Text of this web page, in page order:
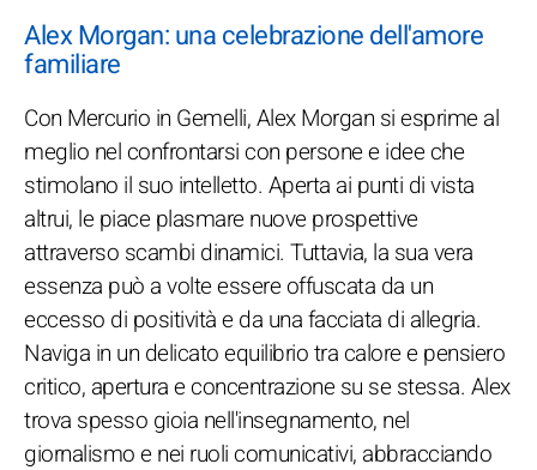
Alex Morgan: una celebrazione dell'amore
familiare
Con Mercurio in Gemelli, Alex Morgan si esprime al
meglio nel confrontarsi con persone e idee che
stimolano il suo intelletto. Aperta ai punti di vista
altrui, le piace plasmare nuove prospettive
attraverso scambi dinamici. Tuttavia, la sua vera
essenza può a volte essere offuscata da un
eccesso di positività e da una facciata di allegria.
Naviga in un delicato equilibrio tra calore e pensiero
critico, apertura e concentrazione su se stessa. Alex
trova spesso gioia nell'insegnamento, nel
giornalismo e nei ruoli comunicativi, abbracciando